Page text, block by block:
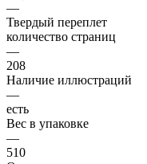
—
Твердый переплет
количество страниц
—
208
Наличие иллюстраций
—
есть
Вес в упаковке
—
510